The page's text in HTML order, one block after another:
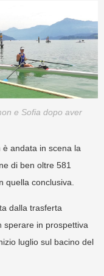
e Sofia dopo aver
andata in scena la
di ben oltre 581
quella conclusiva.
dalla trasferta
sperare in prospettiva
luglio sul bacino del